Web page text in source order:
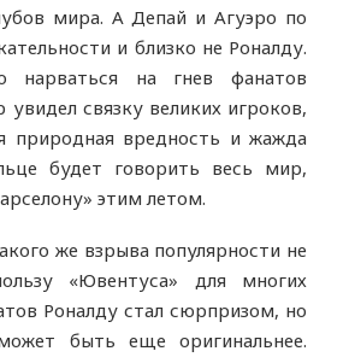
мира. А Депай и Агуэро по
и близко не Роналду.
нарваться на гнев фанатов
увидел связку великих игроков,
природная вредность и жажда
будет говорить весь мир,
этим летом.
же взрыва популярности не
«Ювентуса» для многих
Роналду стал сюрпризом, но
быть еще оригинальнее.